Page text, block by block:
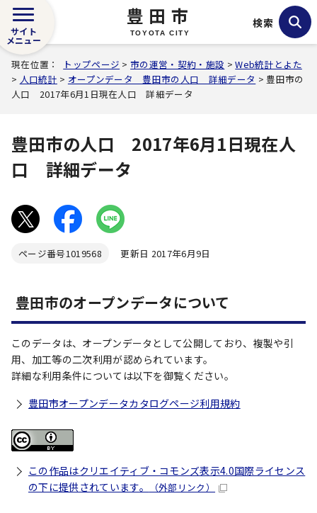
豊田市
TOYOTA CITY
サイト
メニュー
検索
現在位置： トップページ >市の運営・契約・施設 >Web統計とよた
> 人口統計 > オープンデータ 豊田市の人口 詳細データ > 豊田市の
人口 2017年6月1日現在人口 詳細データ
豊田市の人口 2017年6月1日現在人
口 詳細データ
ページ番号1019568 更新日 2017年6月9日
豊田市のオープンデータについて
このデータは、オープンデータとして公開しており、複製や引
用、加工等の二次利用が認められています。
詳細な利用条件については以下を御覧ください。
豊田市オープンデータカタログページ利用規約
この作品はクリエイティブ・コモンズ表示4.0国際ライセンス
の下に提供されています。
（外部リンク）